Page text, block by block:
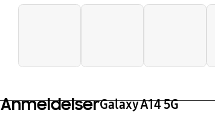
AnmeldelserGalaxy A14 5G